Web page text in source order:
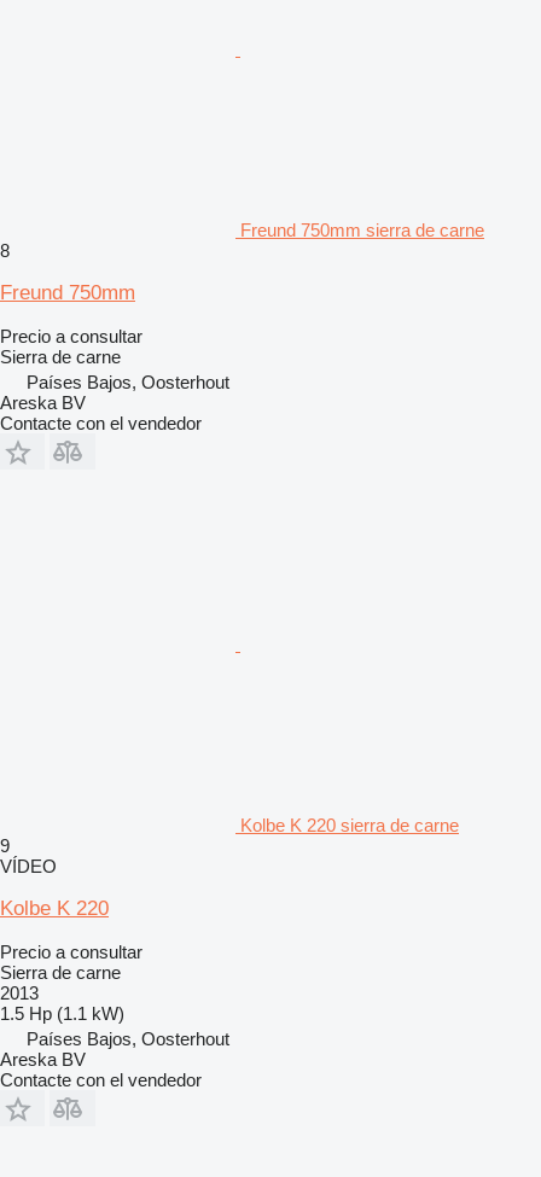
Freund 750mm sierra de carne
8
Freund 750mm
Precio a consultar
Sierra de carne
Países Bajos, Oosterhout
Areska BV
Contacte con el vendedor
Kolbe K 220 sierra de carne
9
VÍDEO
Kolbe K 220
Precio a consultar
Sierra de carne
2013
1.5 Hp (1.1 kW)
Países Bajos, Oosterhout
Areska BV
Contacte con el vendedor